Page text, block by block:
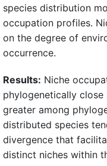
species distribution
occupation profiles.
on the degree of
occurrence.
Results: Niche
phylogenetically close
greater among
distributed species
divergence that
distinct niches within